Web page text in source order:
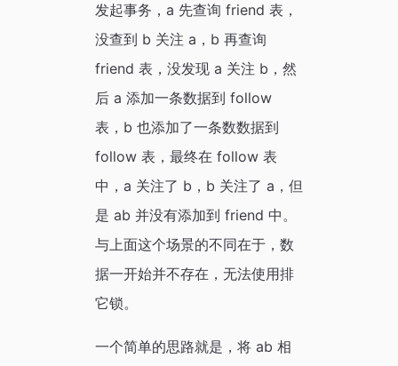
发起事务，a 先查询 friend 表，
没查到 b 关注 a，b 再查询
friend 表，没发现 a 关注 b，然
后 a 添加一条数据到 follow
表，b 也添加了一条数数据到
follow 表，最终在 follow 表
中，a 关注了 b，b 关注了 a，但
是 ab 并没有添加到 friend 中。
与上面这个场景的不同在于，数
据一开始并不存在，无法使用排
它锁。
一个简单的思路就是，将 ab 相